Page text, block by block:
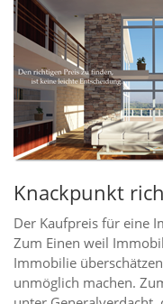
Knackpunkt
Der Kaufpreis für eine
Zum Einen weil
Immobilie
unmöglich machen.